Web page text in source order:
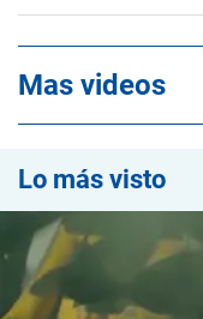
Mas videos
Lo más visto